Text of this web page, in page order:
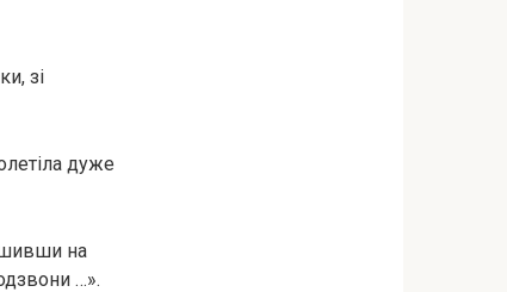
зі
дуже
на
…».